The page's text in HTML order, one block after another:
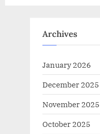
Archives
January 2026
December 2025
November 2025
October 2025